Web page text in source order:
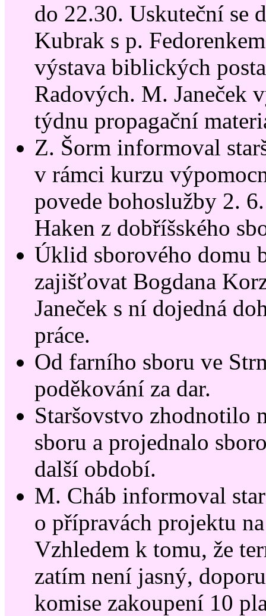
do 22.30. Uskuteční se
Kubrak s p.
výstava biblických
Radových. M. Janeček
týdnu propagační
Z. Šorm informoval
v rámci kurzu
povede bohoslužby 2.
Haken z dobříšského
Úklid sborového domu
zajišťovat Bogdana
Janeček s ní dojedná
práce.
Od farního sboru ve
poděkování za dar.
Staršovstvo zhodnotilo
sboru a projednalo
další období.
M. Cháb informoval
o přípravách projektu
Vzhledem k tomu, že
zatím není jasný,
komise zakoupení 10